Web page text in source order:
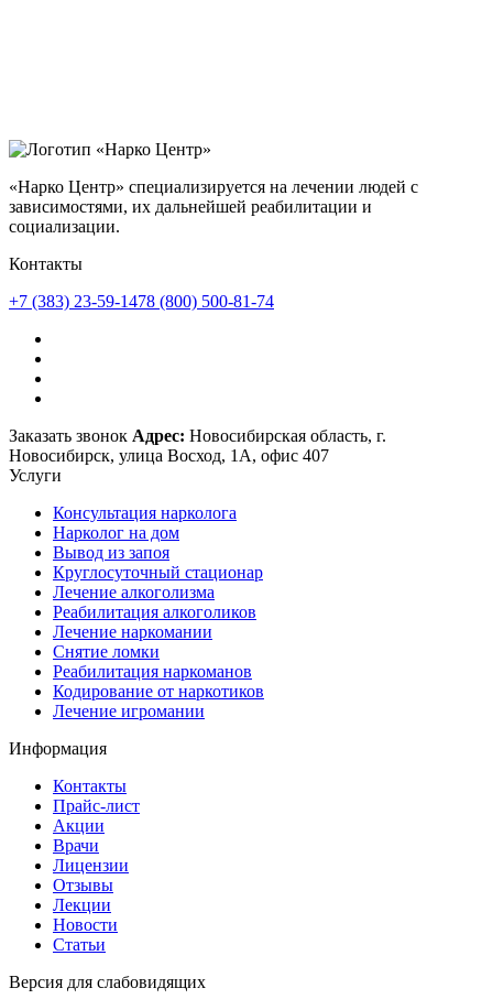
«Нарко Центр» специализируется на лечении людей с
зависимостями, их дальнейшей реабилитации и
социализации.
Контакты
+7 (383) 23-59-1478 (800) 500-81-74
Заказать звонок Адрес: Новосибирская область, г.
Новосибирск, улица Восход, 1А, офис 407
Услуги
Консультация нарколога
Нарколог на дом
Вывод из запоя
Круглосуточный стационар
Лечение алкоголизма
Реабилитация алкоголиков
Лечение наркомании
Снятие ломки
Реабилитация наркоманов
Кодирование от наркотиков
Лечение игромании
Информация
Контакты
Прайс-лист
Акции
Врачи
Лицензии
Отзывы
Лекции
Новости
Статьи
Версия для слабовидящих